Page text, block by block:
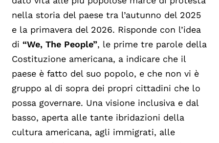
nella storia del paese tra l’autunno del 2025
e la primavera del 2026. Risponde con l’idea
di “We, The People”, le prime tre parole della
Costituzione americana, a indicare che il
paese è fatto del suo popolo, e che non vi è
gruppo al di sopra dei propri cittadini che lo
possa governare. Una visione inclusiva e dal
basso, aperta alle tante ibridazioni della
cultura americana, agli immigrati, alle